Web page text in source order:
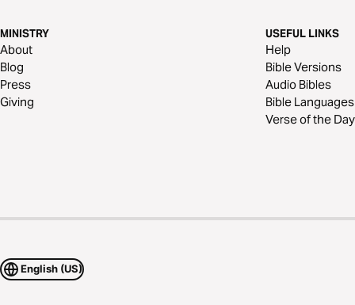
MINISTRY
About
Blog
Press
Giving
USEFUL LINKS
Help
Bible Versions
Audio Bibles
Bible Languages
Verse of the Day
English (US)